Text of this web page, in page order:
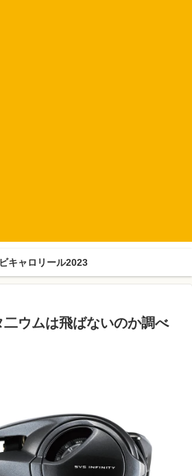
キャロリール2023
二ウムは飛ばないのか調べ